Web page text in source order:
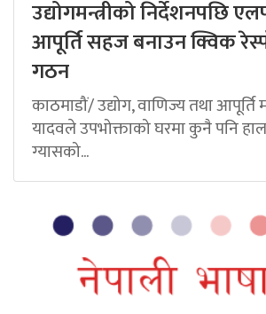
उद्योगमन्त्रीको निर्देशनपछि
आपूर्ति सहज बनाउन क्विक
गठन
काठमाडौं/ उद्योग, वाणिज्य तथा आपूर्ति
यादवले उपभोक्ताको घरमा कुनै पनि
ग्यासको...